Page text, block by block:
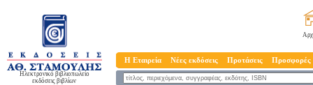
Ηλεκτρονικό βιβλιοπωλείο
εκδόσεις βιβλίων
Η Εταιρεία Νέες εκδόσεις Προτάσεις Προσφορές